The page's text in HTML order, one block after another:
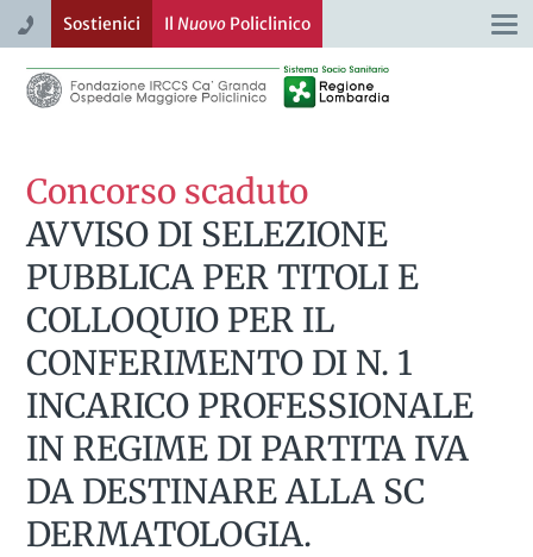
Sostienici Il NuovoPoliclinico
Concorso scaduto
AVVISO DI SELEZIONE
PUBBLICA PER TITOLI E
COLLOQUIO PER IL
CONFERIMENTO DI N. 1
INCARICO PROFESSIONALE
IN REGIME DI PARTITA IVA
DA DESTINARE ALLA SC
DERMATOLOGIA.